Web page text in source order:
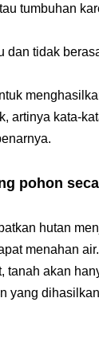
tumbuhan
dan tidak
artinya kata-
pohon
hutan
menahan
tanah akan
yang